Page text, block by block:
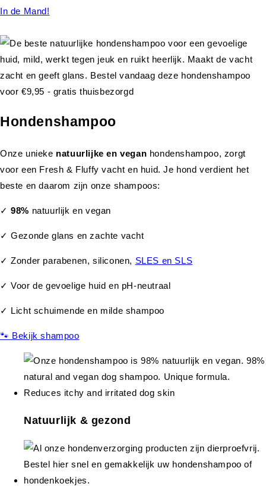
In de Mand!
Hondenshampoo
Onze unieke natuurlijke en vegan hondenshampoo, zorgt
voor een Fresh & Fluffy vacht en huid. Je hond verdient het
beste en daarom zijn onze shampoos:
✓98% natuurlijk en vegan
✓ Gezonde glans en zachte vacht
✓ Zonder parabenen, siliconen, SLES en SLS
✓ Voor de gevoelige huid en pH-neutraal
✓ Licht schuimende en milde shampoo
🐾 Bekijk shampoo
Natuurlijk & gezond